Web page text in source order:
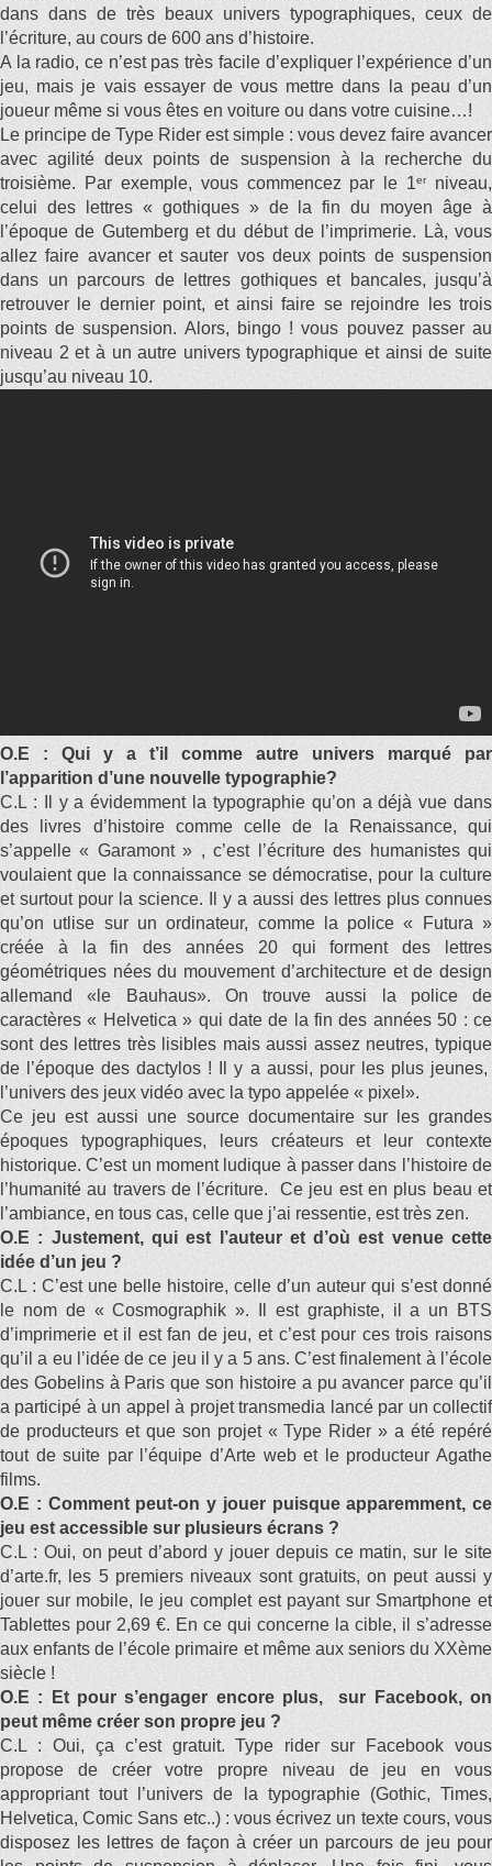
dans dans de très beaux univers typographiques, ceux de
l’écriture, au cours de 600 ans d’histoire.
A la radio, ce n’est pas très facile d’expliquer l’expérience d’un
jeu, mais je vais essayer de vous mettre dans la peau d’un
joueur même si vous êtes en voiture ou dans votre cuisine…!
Le principe de Type Rider est simple : vous devez faire avancer
avec agilité deux points de suspension à la recherche du
troisième. Par exemple, vous commencez par le 1erniveau,
celui des lettres « gothiques » de la fin du moyen âge à
l’époque de Gutemberg et du début de l’imprimerie. Là, vous
allez faire avancer et sauter vos deux points de suspension
dans un parcours de lettres gothiques et bancales, jusqu’à
retrouver le dernier point, et ainsi faire se rejoindre les trois
points de suspension. Alors, bingo ! vous pouvez passer au
niveau 2 et à un autre univers typographique et ainsi de suite
jusqu’au niveau 10.
O.E : Qui y a t’il comme autre univers marqué par
l’apparition d’une nouvelle typographie?
C.L : Il y a évidemment la typographie qu’on a déjà vue dans
des livres d’histoire comme celle de la Renaissance, qui
s’appelle « Garamont » , c’est l’écriture des humanistes qui
voulaient que la connaissance se démocratise, pour la culture
et surtout pour la science. Il y a aussi des lettres plus connues
qu’on utlise sur un ordinateur, comme la police « Futura »
créée à la fin des années 20 qui forment des lettres
géométriques nées du mouvement d’architecture et de design
allemand «le Bauhaus». On trouve aussi la police de
caractères « Helvetica » qui date de la fin des années 50 : ce
sont des lettres très lisibles mais aussi assez neutres, typique
de l’époque des dactylos ! Il y a aussi, pour les plus jeunes,
l’univers des jeux vidéo avec la typo appelée « pixel».
Ce jeu est aussi une source documentaire sur les grandes
époques typographiques, leurs créateurs et leur contexte
historique. C’est un moment ludique à passer dans l’histoire de
l’humanité au travers de l’écriture. Ce jeu est en plus beau et
l’ambiance, en tous cas, celle que j’ai ressentie, est très zen.
O.E : Justement, qui est l’auteur et d’où est venue cette
idée d’un jeu ?
C.L : C’est une belle histoire, celle d’un auteur qui s’est donné
le nom de « Cosmographik ». Il est graphiste, il a un BTS
d’imprimerie et il est fan de jeu, et c’est pour ces trois raisons
qu’il a eu l’idée de ce jeu il y a 5 ans. C’est finalement à l’école
des Gobelins à Paris que son histoire a pu avancer parce qu’il
a participé à un appel à projet transmedia lancé par un collectif
de producteurs et que son projet « Type Rider » a été repéré
tout de suite par l’équipe d’Arte web et le producteur Agathe
films.
O.E : Comment peut-on y jouer puisque apparemment, ce
jeu est accessible sur plusieurs écrans ?
C.L : Oui, on peut d’abord y jouer depuis ce matin, sur le site
d’arte.fr, les 5 premiers niveaux sont gratuits, on peut aussi y
jouer sur mobile, le jeu complet est payant sur Smartphone et
Tablettes pour 2,69 €. En ce qui concerne la cible, il s’adresse
aux enfants de l’école primaire et même aux seniors du XXème
siècle !
O.E : Et pour s’engager encore plus, sur Facebook, on
peut même créer son propre jeu ?
C.L : Oui, ça c’est gratuit. Type rider sur Facebook vous
propose de créer votre propre niveau de jeu en vous
appropriant tout l’univers de la typographie (Gothic, Times,
Helvetica, Comic Sans etc..) : vous écrivez un texte cours, vous
disposez les lettres de façon à créer un parcours de jeu pour